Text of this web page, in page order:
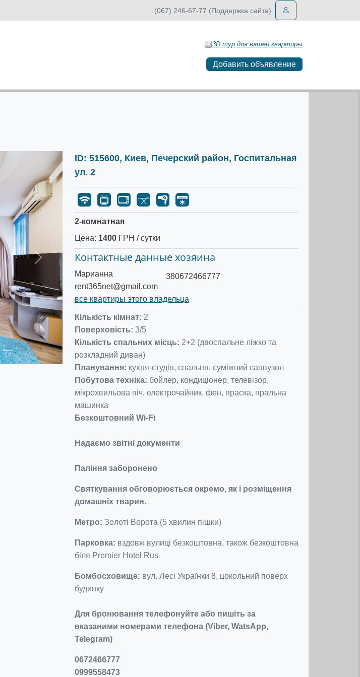
(067) 246-67-77 (Поддержка сайта)
3D тур для вашей квартиры
Добавить объявление
Следующее
ID: 515600, Киев, Печерский район, Госпитальная
ул. 2
2-комнатная
Цена: 1400ГРН / сутки
Контактные данные хозяина
Марианна
rent365net@gmail.com
380672466777
все квартиры этого владельца
Кількість кімнат: 2
Поверховість: 3/5
Кількість спальних місць: 2+2 (двоспальне ліжко та
розкладний диван)
Планування: кухня-студія, спальня, суміжний санвузол
Побутова техніка: бойлер, кондиціонер, телевізор,
мікрохвильова піч, електрочайник, фен, праска, пральна
машинка
Безкоштовний Wi-Fi
Надаємо звітні документи
Паління заборонено
Святкування обговорюється окремо, як і розміщення
домашніх тварин.
Метро: Золоті Ворота (5 хвилин пішки)
Парковка: вздовж вулиці безкоштовна, також безкоштовна
біля Premier Hotel Rus
Бомбосховище: вул. Лесі Українки 8, цокольний поверх
будинку
Для бронювання телефонуйте або пишіть за
вказаними номерами телефона (Viber, WatsApp,
Telegram)
0672466777
0999558473